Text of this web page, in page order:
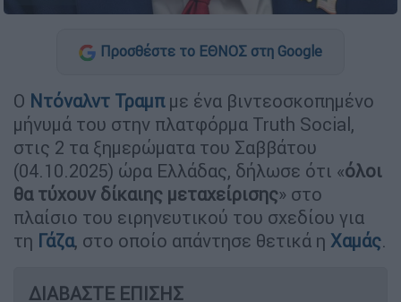
Προσθέστε το ΕΘΝΟΣ στη Google
Ο Ντόναλντ Τραμπμε ένα βιντεοσκοπημένο
μήνυμά του στην πλατφόρμα Truth Social,
στις 2 τα ξημερώματα του Σαββάτου
(04.10.2025) ώρα Ελλάδας, δήλωσε ότι «όλοι
θα τύχουν δίκαιης μεταχείρισης» στο
πλαίσιο του ειρηνευτικού του σχεδίου για
τη Γάζα, στο οποίο απάντησε θετικά η Χαμάς.
ΔΙΑΒΑΣΤΕ ΕΠΙΣΗΣ